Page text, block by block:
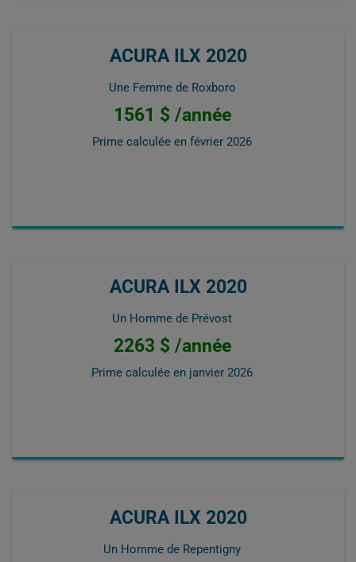
ACURA ILX 2020
Une Femme de Roxboro
1561 $ /année
Prime calculée en février 2026
ACURA ILX 2020
Un Homme de Prévost
2263 $ /année
Prime calculée en janvier 2026
ACURA ILX 2020
Un Homme de Repentigny